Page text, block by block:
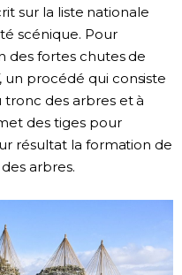
sur la liste nationale
scénique. Pour
des fortes chutes de
un procédé qui consiste
des arbres et à
des tiges pour
résultat la formation de
arbres.